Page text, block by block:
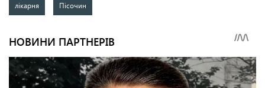
лікарня Пісочин